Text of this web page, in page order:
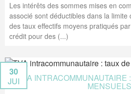
Les intérêts des sommes mises en
associé sont déductibles dans la limite
des taux effectifs moyens pratiqués
crédit pour des (...)
TVA INTRACOMMUNAUTAIRE
MENSUELS
30
JUI